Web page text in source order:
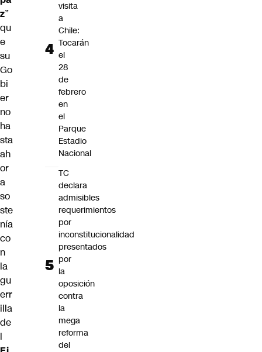
z”
qu
e
su
Go
bi
er
no
ha
sta
ah
or
a
so
ste
nía
co
n
la
gu
err
illa
de
l
visita
a
Chile:
Tocarán
el
28
de
febrero
en
el
Parque
Estadio
Nacional
TC
declara
admisibles
requerimientos
por
inconstitucionalidad
presentados
por
la
oposición
contra
la
mega
reforma
del